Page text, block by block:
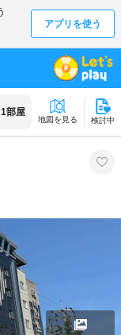
1部屋
地図を見る 検討中